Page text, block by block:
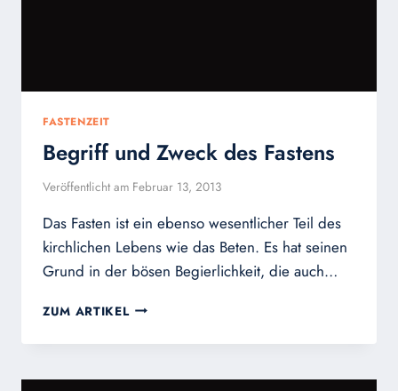
FASTENZEIT
Begriff und Zweck des Fastens
Veröffentlicht am Februar 13, 2013
Das Fasten ist ein ebenso wesentlicher Teil des
kirchlichen Lebens wie das Beten. Es hat seinen
Grund in der bösen Begierlichkeit, die auch…
ZUM ARTIKEL BEGRIFF
ZWECK
FASTENS